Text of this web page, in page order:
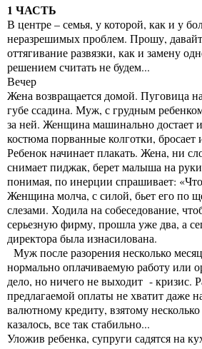
1 ЧАСТЬ
В центре – семья, у которой, как и у
неразрешимых проблем. Прошу,
оттягивание развязки, как и замену
решением считать не будем...
Вечер
Жена возвращается домой. Пуговица
губе ссадина. Муж, с грудным
за ней. Женщина машинально достает
костюма порванные колготки, бросает
Ребенок начинает плакать. Жена, ни
снимает пиджак, берет малыша на
понимая, по инерции спрашивает:
Женщина молча, с силой, бьет его по
слезами. Ходила на собеседование,
серьезную фирму, прошла уже два, а
директора была изнасилована.
Муж после разорения несколько
нормально оплачиваемую работу или
дело, но ничего не выходит - кризис.
предлагаемой оплаты не хватит даже
валютному кредиту, взятому несколько
казалось, все так стабильно...
Уложив ребенка, супруги садятся на